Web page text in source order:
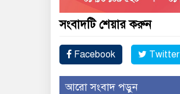
সংবাদটি শেয়ার করুন
Facebook Twitter
আরো সংবাদ পড়ুন